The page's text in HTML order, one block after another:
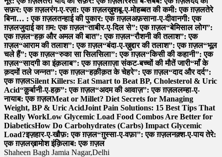
सफ़र: एक ग़ज़लरंग-ए-रज़ा: एक ग़ज़लख़ुशबू-ए-मोहब्बत की कमी: एक ग़ज़लतेरे
बिना… : एक ग़ज़लतन्हाई की पुकार: एक ग़ज़लअफ़साना-ए-दीवानगी: एक
ग़ज़लजुदाई का ग़म: एक ग़ज़ल“ताबीर-ए-दिल से”: एक ग़ज़ल“बेमिसाल लोग”:
एक ग़ज़ल“हक़ और अमल की बात”: एक ग़ज़ल“रौशनी की तलाश”: एक
ग़ज़ल“आराम की तलाश”: एक ग़ज़ल“बंदा-ए-ख़ुद्दार की तलाश”: एक ग़ज़ल“भूल
चले हैं”: एक ग़ज़ल“रुका सा सिलसिला”: एक ग़ज़ल“किसी की कहानी”: एक
ग़ज़ल“सादगी का इंक़लाब”: एक ग़ज़लग़ज़ा संकट-बच्चों की मौतें जारी“माँ के
क़दमों तले जन्नत”: एक ग़ज़ल“हक़ीक़त के चेहरे”: एक ग़ज़ल“दाद और दर्द”:
एक ग़ज़लSilent Killers: Eat Smart to Beat BP, Cholesterol & Uric
Acid“क़ुर्बानी-ए-हक़”: एक ग़ज़ल“अदम की आवाज़”: एक ग़ज़ललम्हा-ए-
नायाब: एक ग़ज़लMeat or Millet? Diet Secrets for Managing
Weight, BP & Uric AcidJoint Pain Solutions: 15 Best Tips That
Really WorkLow Glycemic Load Food Combos Are Better for
DiabeticsHow Do Carbohydrates (Carbs) Impact Glycemic
Load?इज़हार-ए-खौफ़: एक ग़ज़ल“ग़ुस्सा-ए-वफ़ा”: एक ग़ज़लनक़्श-ए-पाय तेरे:
एक ग़ज़लख़ामोश इंक़िलाब: एक ग़ज़ल
Shaheen Bagh Jamia Nagar,Delhi